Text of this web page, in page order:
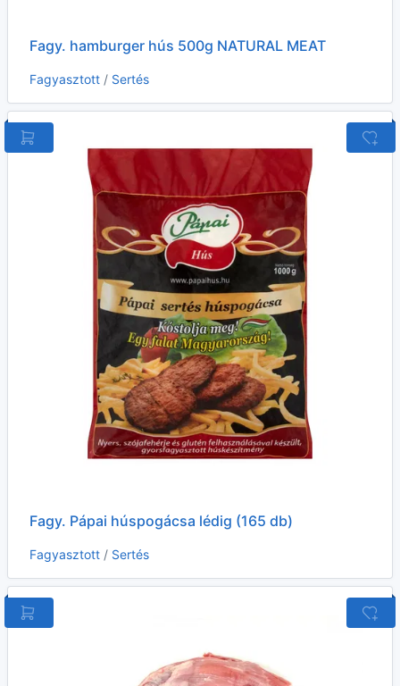
Fagy. hamburger hús 500g NATURAL MEAT
Fagyasztott / Sertés
Fagy. Pápai húspogácsa lédig (165 db)
Fagyasztott / Sertés